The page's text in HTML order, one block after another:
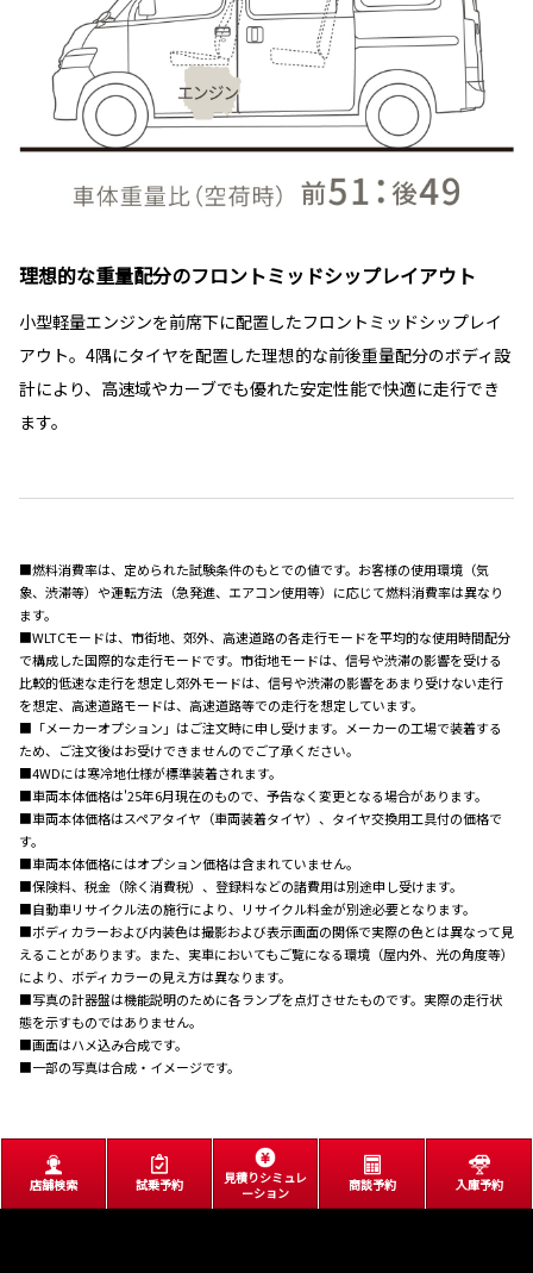
理想的な重量配分のフロントミッドシップレイアウト
小型軽量エンジンを前席下に配置したフロントミッドシップレイ
アウト。4隅にタイヤを配置した理想的な前後重量配分のボディ設
計により、高速域やカーブでも優れた安定性能で快適に走行でき
ます。
■燃料消費率は、定められた試験条件のもとでの値です。お客様の使用環境（気
象、渋滞等）や運転方法（急発進、エアコン使用等）に応じて燃料消費率は異なり
ます。
■WLTCモードは、市街地、郊外、高速道路の各走行モードを平均的な使用時間配分
で構成した国際的な走行モードです。市街地モードは、信号や渋滞の影響を受ける
比較的低速な走行を想定し郊外モードは、信号や渋滞の影響をあまり受けない走行
を想定、高速道路モードは、高速道路等での走行を想定しています。
■「メーカーオプション」はご注文時に申し受けます。メーカーの工場で装着する
ため、ご注文後はお受けできませんのでご了承ください。
■4WDには寒冷地仕様が標準装着されます。
■車両本体価格は'25年6月現在のもので、予告なく変更となる場合があります。
■車両本体価格はスペアタイヤ（車両装着タイヤ）、タイヤ交換用工具付の価格で
す。
■車両本体価格にはオプション価格は含まれていません。
■保険料、税金（除く消費税）、登録料などの諸費用は別途申し受けます。
■自動車リサイクル法の施行により、リサイクル料金が別途必要となります。
■ボディカラーおよび内装色は撮影および表示画面の関係で実際の色とは異なって見
えることがあります。また、実車においてもご覧になる環境（屋内外、光の角度等）
により、ボディカラーの見え方は異なります。
■写真の計器盤は機能説明のために各ランプを点灯させたものです。実際の走行状
態を示すものではありません。
■画面はハメ込み合成です。
■一部の写真は合成・イメージです。
店舗検索 試乗予約
見積りシミュレ
ーション
商談予約 入庫予約